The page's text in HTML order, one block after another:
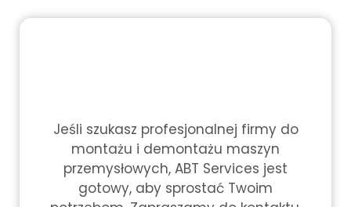
Jeśli szukasz profesjonalnej firmy do
montażu i demontażu maszyn
przemysłowych, ABT Services jest
gotowy, aby sprostać Twoim